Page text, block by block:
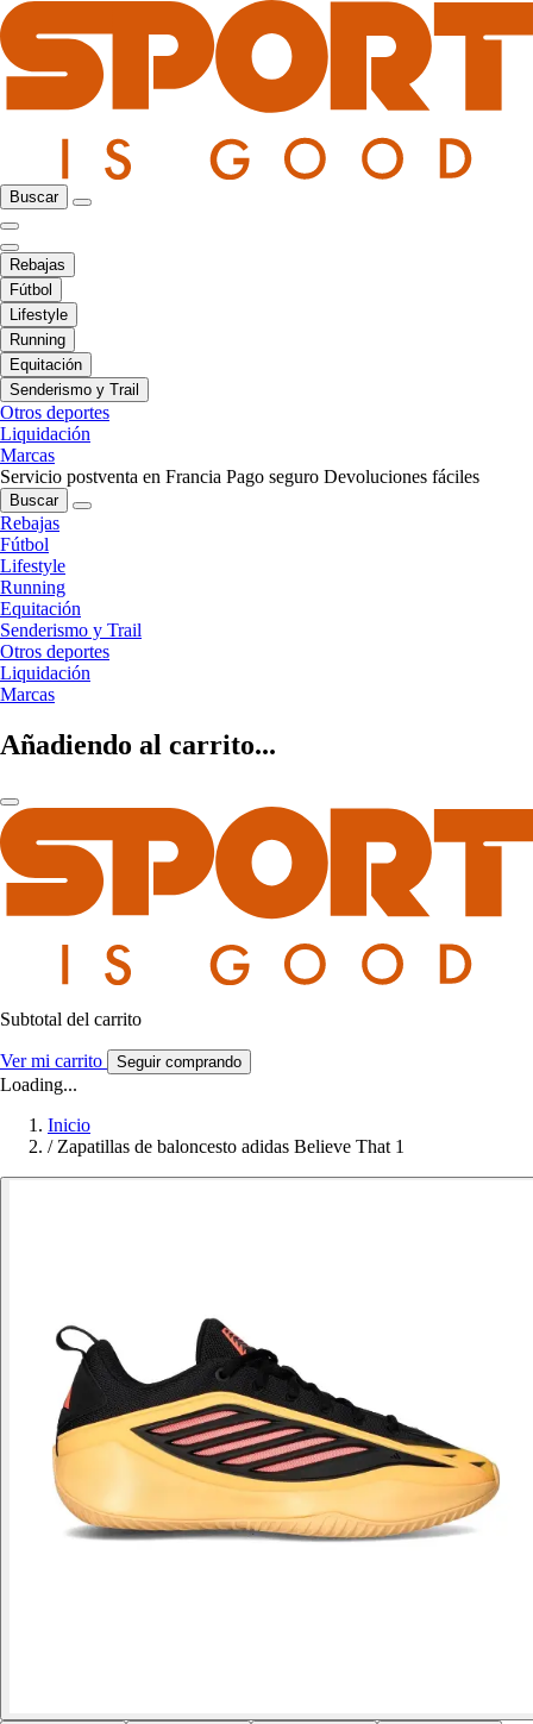
Buscar
Rebajas
Fútbol
Lifestyle
Running
Equitación
Senderismo y Trail
Otros deportes
Liquidación
Marcas
Servicio postventa en Francia Pago seguro Devoluciones fáciles
Buscar
Rebajas
Fútbol
Lifestyle
Running
Equitación
Senderismo y Trail
Otros deportes
Liquidación
Marcas
Añadiendo al carrito...
Subtotal del carrito
Ver mi carrito Seguir comprando
Loading...
Inicio
/ Zapatillas de baloncesto adidas Believe That 1